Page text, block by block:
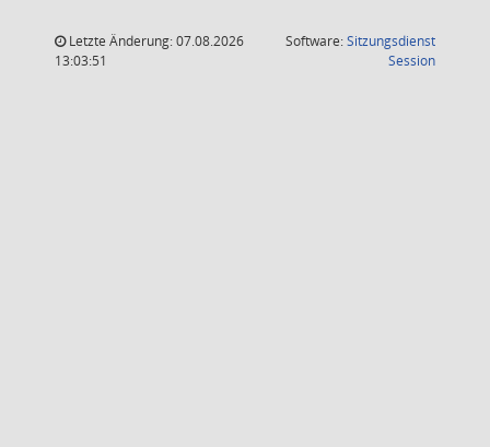
Letzte Änderung: 07.08.2026
13:03:51
Software:Sitzungsdienst
Session(Wird in